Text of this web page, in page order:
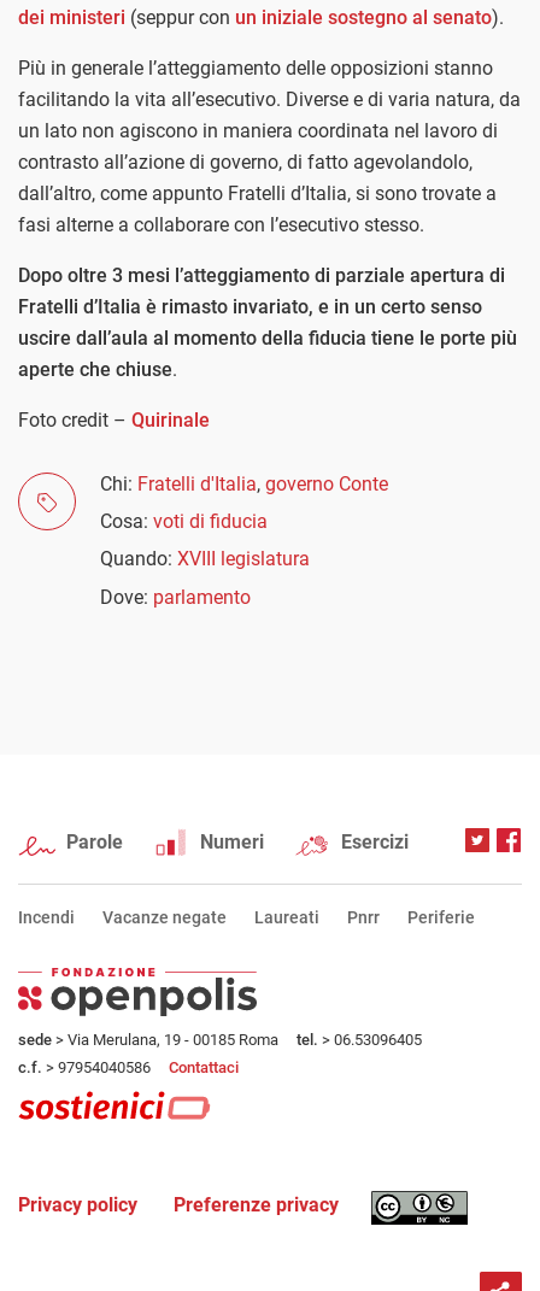
dei ministeri (seppur con un iniziale sostegno al senato).
Più in generale l’atteggiamento delle opposizioni stanno
facilitando la vita all’esecutivo. Diverse e di varia natura, da
un lato non agiscono in maniera coordinata nel lavoro di
contrasto all’azione di governo, di fatto agevolandolo,
dall’altro, come appunto Fratelli d’Italia, si sono trovate a
fasi alterne a collaborare con l’esecutivo stesso.
Dopo oltre 3 mesi l’atteggiamento di parziale apertura di
Fratelli d’Italia è rimasto invariato, e in un certo senso
uscire dall’aula al momento della fiducia tiene le porte più
aperte che chiuse.
Foto credit – Quirinale
Chi: Fratelli d'Italia, governo Conte
Cosa: voti di fiducia
Quando: XVIII legislatura
Dove: parlamento
Parole Numeri Esercizi
Incendi Vacanze negate Laureati Pnrr Periferie
sede > Via Merulana, 19 - 00185 Roma tel. > 06.53096405
c.f. > 97954040586 Contattaci
Privacy policy Preferenze privacy